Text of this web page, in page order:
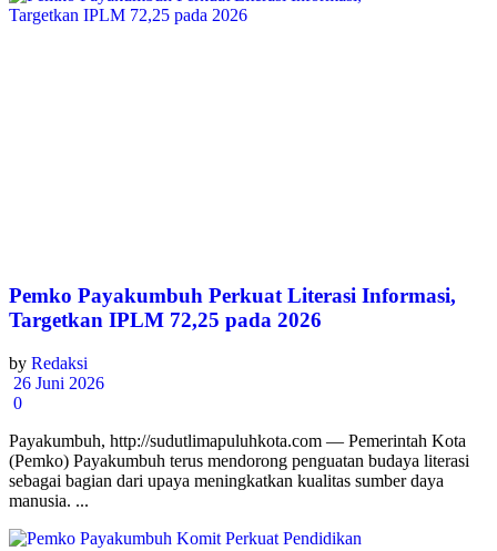
Pemko Payakumbuh Perkuat Literasi Informasi,
Targetkan IPLM 72,25 pada 2026
by Redaksi
26 Juni 2026
0
Payakumbuh, http://sudutlimapuluhkota.com — Pemerintah Kota
(Pemko) Payakumbuh terus mendorong penguatan budaya literasi
sebagai bagian dari upaya meningkatkan kualitas sumber daya
manusia. ...